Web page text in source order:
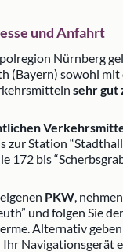
und Anfahrt
Nürnberg
(Bayern) sowohl mit
sehr gut
zur Station
172 bis
PKW,
und folgen Sie
Alternativ geben
Navigationsgerät